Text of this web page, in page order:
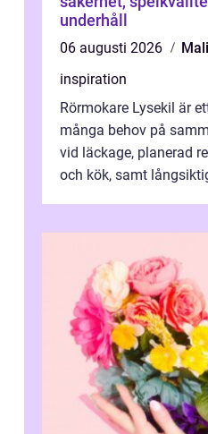
underhåll
06 augusti 2026
inspiration
Rörmokare Lysekil är
många behov på
vid läckage, planerad
och kök, samt